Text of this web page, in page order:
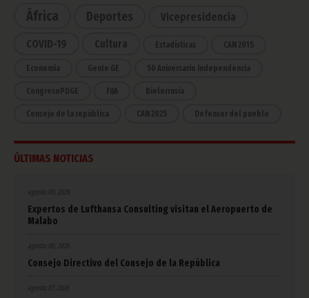
África
Deportes Vicepresidencia
COVID-19 Cultura Estadísticas CAN 2015
Economía Gente GE 50 Aniversario Independencia
CongresoPDGE FIJA Bielorrusia
Consejo de la república CAN 2025 Defensor del pueblo
ÚLTIMAS NOTICIAS
agosto 09, 2026
Expertos de Lufthansa Consulting visitan el Aeropuerto de
Malabo
agosto 08, 2026
Consejo Directivo del Consejo de la República
agosto 07, 2026